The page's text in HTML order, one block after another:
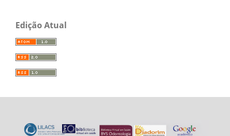
Edição Atual